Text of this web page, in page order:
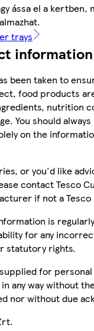
ássa el a kertben,
trays
information
been taken to
food products
nutrition
You should
on the
or you'd like
contact Tesco
if not a
is
for any
statutory rights.
for personal
any way without
nor without due